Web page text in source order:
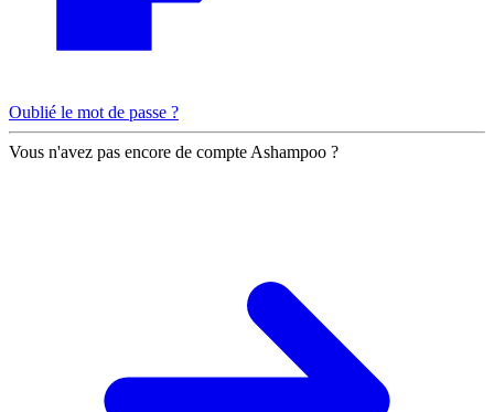
Oublié le mot de passe ?
Vous n'avez pas encore de compte Ashampoo ?